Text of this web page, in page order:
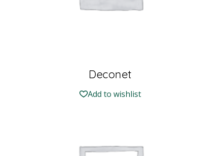
Deconet
Add to wishlist